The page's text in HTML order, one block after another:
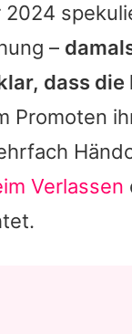
2024
–
dass die
Promoten
Verlassen